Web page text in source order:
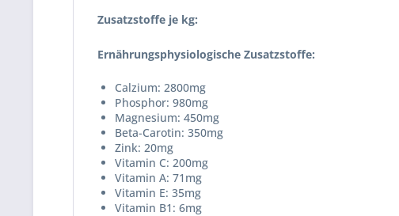
Zusatzstoffe je kg:
Ernährungsphysiologische Zusatzstoffe:
Calzium: 2800mg
Phosphor: 980mg
Magnesium: 450mg
Beta-Carotin: 350mg
Zink: 20mg
Vitamin C: 200mg
Vitamin A: 71mg
Vitamin E: 35mg
Vitamin B1: 6mg